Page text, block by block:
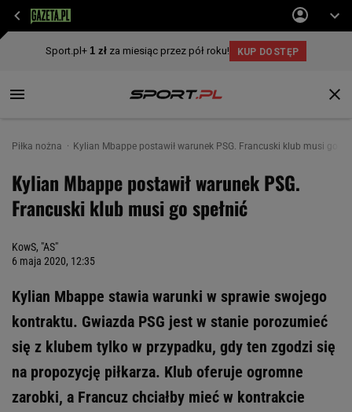
Piłka nożna Kylian Mbappe postawił warunek PSG. Francuski klub musi go
Kylian Mbappe postawił warunek PSG.
Francuski klub musi go spełnić
KowS, "AS"
6 maja 2020, 12:35
Kylian Mbappe stawia warunki w sprawie swojego
kontraktu. Gwiazda PSG jest w stanie porozumieć
się z klubem tylko w przypadku, gdy ten zgodzi się
na propozycję piłkarza. Klub oferuje ogromne
zarobki, a Francuz chciałby mieć w kontrakcie